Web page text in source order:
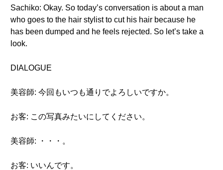
Sachiko: Okay. So today’s conversation is about a man
who goes to the hair stylist to cut his hair because he
has been dumped and he feels rejected. So let’s take a
look.
DIALOGUE
美容師: 今回もいつも通りでよろしいですか。
お客: この写真みたいにしてください。
美容師: ・・・。
お客: いいんです。